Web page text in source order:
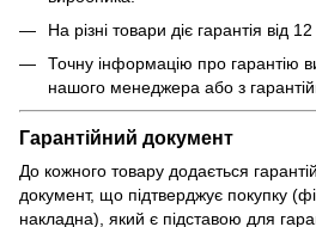
На різні товари діє гарантія від
Точну інформацію про гарантію
нашого менеджера або з
Гарантійний документ
До кожного товару додається
документ, що підтверджує покупку
накладна), який є підставою для